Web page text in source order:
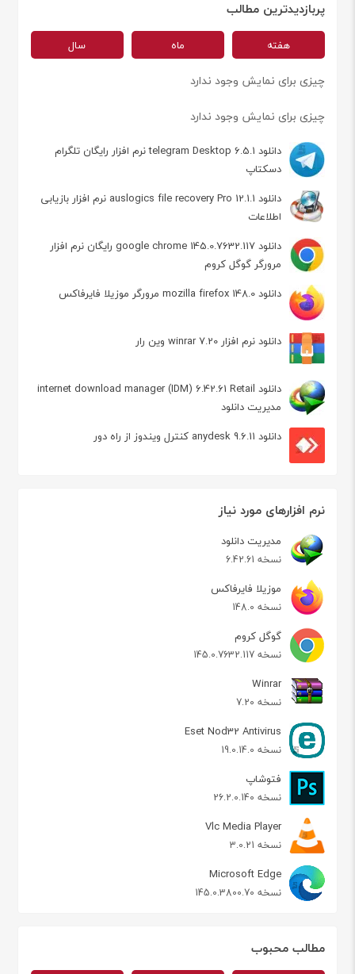
پربازدیدترین مطالب
هفته ماه سال
چیزی برای نمایش وجود ندارد
چیزی برای نمایش وجود ندارد
دانلود telegram Desktop 6.5.1 نرم افزار رایگان تلگرام
دسکتاپ
دانلود auslogics file recovery Pro 12.1.1 نرم افزار بازیابی
اطلاعات
دانلود google chrome 145.0.7632.117 رایگان نرم افزار
مرورگر گوگل کروم
دانلود mozilla firefox 148.0 مرورگر موزیلا فایرفاکس
دانلود نرم افزار winrar 7.20 وین رار
دانلود internet download manager (IDM) 6.42.61 Retail
مدیریت دانلود
دانلود anydesk 9.6.11 کنترل ویندوز از راه دور
نرم افزارهای مورد نیاز
مدیریت دانلود
نسخه 6.42.61
موزیلا فایرفاکس
نسخه 148.0
گوگل کروم
نسخه 145.0.7632.117
Winrar
نسخه 7.20
Eset Nod32 Antivirus
نسخه 19.0.14.0
فتوشاپ
نسخه 26.2.0.140
Vlc Media Player
نسخه 3.0.21
Microsoft Edge
نسخه 145.0.3800.70
مطالب محبوب